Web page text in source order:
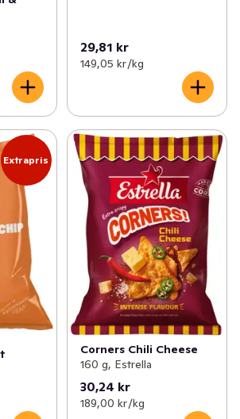
29,81 kr
149,05 kr /kg
Extrapris
Corners Chili Cheese
160 g, Estrella
30,24 kr
189,00 kr /kg